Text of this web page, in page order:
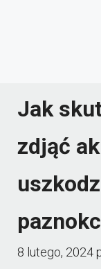
Jak
zdjąć
8 lutego, 2024